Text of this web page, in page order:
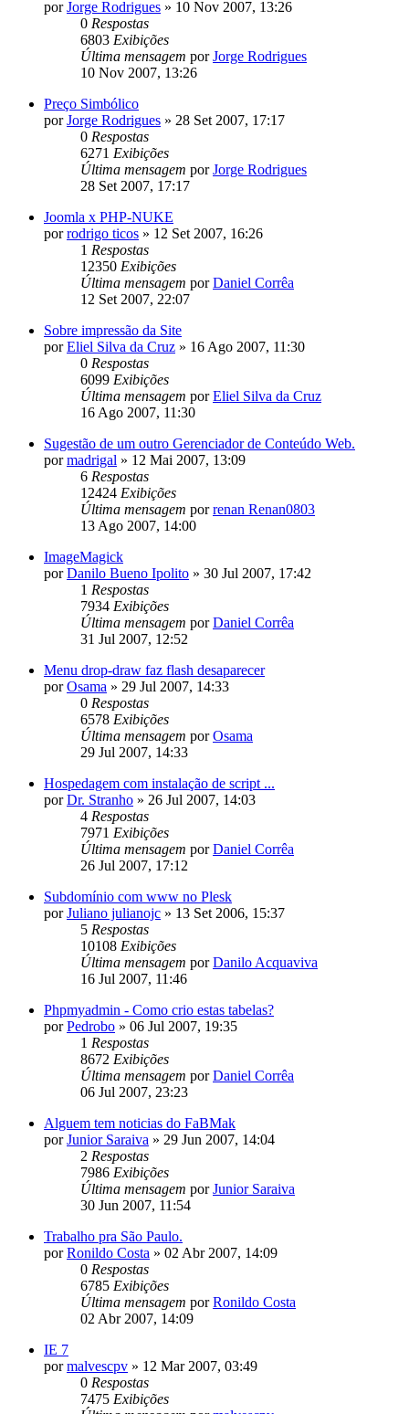
porJorge Rodrigues » 10 Nov 2007, 13:26
0 Respostas
6803 Exibições
Última mensagem porJorge Rodrigues
10 Nov 2007, 13:26
Preço Simbólico
porJorge Rodrigues » 28 Set 2007, 17:17
0 Respostas
6271 Exibições
Última mensagem porJorge Rodrigues
28 Set 2007, 17:17
Joomla x PHP-NUKE
porrodrigo ticos » 12 Set 2007, 16:26
1 Respostas
12350 Exibições
Última mensagem porDaniel Corrêa
12 Set 2007, 22:07
Sobre impressão da Site
porEliel Silva da Cruz » 16 Ago 2007, 11:30
0 Respostas
6099 Exibições
Última mensagem porEliel Silva da Cruz
16 Ago 2007, 11:30
Sugestão de um outro Gerenciador de Conteúdo Web.
pormadrigal » 12 Mai 2007, 13:09
6 Respostas
12424 Exibições
Última mensagem porrenan Renan0803
13 Ago 2007, 14:00
ImageMagick
porDanilo Bueno Ipolito » 30 Jul 2007, 17:42
1 Respostas
7934 Exibições
Última mensagem porDaniel Corrêa
31 Jul 2007, 12:52
Menu drop-draw faz flash desaparecer
porOsama » 29 Jul 2007, 14:33
0 Respostas
6578 Exibições
Última mensagem porOsama
29 Jul 2007, 14:33
Hospedagem com instalação de script ...
porDr. Stranho » 26 Jul 2007, 14:03
4 Respostas
7971 Exibições
Última mensagem porDaniel Corrêa
26 Jul 2007, 17:12
Subdomínio com www no Plesk
porJuliano julianojc » 13 Set 2006, 15:37
5 Respostas
10108 Exibições
Última mensagem porDanilo Acquaviva
16 Jul 2007, 11:46
Phpmyadmin - Como crio estas tabelas?
porPedrobo » 06 Jul 2007, 19:35
1 Respostas
8672 Exibições
Última mensagem porDaniel Corrêa
06 Jul 2007, 23:23
Alguem tem noticias do FaBMak
porJunior Saraiva » 29 Jun 2007, 14:04
2 Respostas
7986 Exibições
Última mensagem porJunior Saraiva
30 Jun 2007, 11:54
Trabalho pra São Paulo.
porRonildo Costa » 02 Abr 2007, 14:09
0 Respostas
6785 Exibições
Última mensagem porRonildo Costa
02 Abr 2007, 14:09
IE 7
pormalvescpv » 12 Mar 2007, 03:49
0 Respostas
7475 Exibições